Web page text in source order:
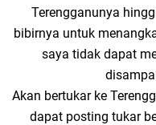
Terengganunya
bibirnya untuk
saya tidak dapat
Akan bertukar ke
dapat posting tukar